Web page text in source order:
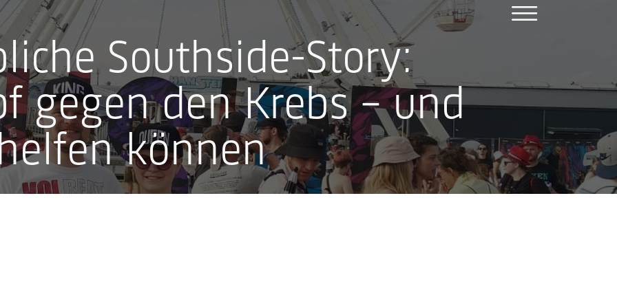
menu
Concerts Festivals All
Southside-Story:
gegen den Krebs – und
können